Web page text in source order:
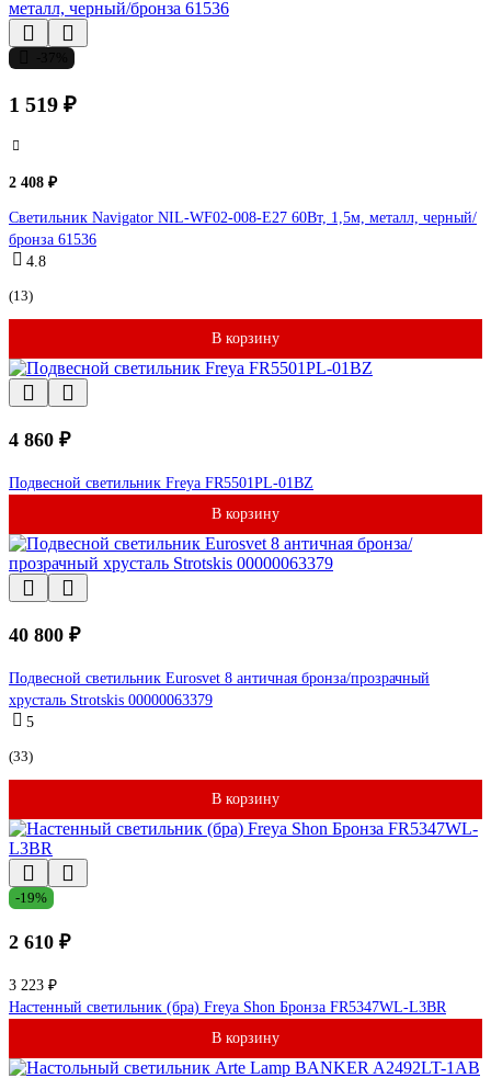
1 519 ₽
2 408 ₽
Светильник Navigator NIL-WF02-008-E27 60Вт, 1,5м, металл, черный/
бронза 61536
4.8
(13)
В корзину
4 860 ₽
Подвесной светильник Freya FR5501PL-01BZ
В корзину
40 800 ₽
Подвесной светильник Eurosvet 8 античная бронза/прозрачный
хрусталь Strotskis 00000063379
5
(33)
В корзину
-19%
2 610 ₽
3 223 ₽
Настенный светильник (бра) Freya Shon Бронза FR5347WL-L3BR
В корзину